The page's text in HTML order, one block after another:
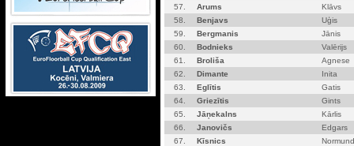
57.
Arums
Klāvs
58.
Benjavs
Uģis
59.
Bergmanis
Jānis
60.
Bodnieks
Valērijs
61.
Broliša
Agnese
62.
Dimante
Inita
63.
Eglītis
Gatis
64.
Griezītis
Gints
65.
Jāņekalns
Kārlis
66.
Janovičs
Edgars
67.
Kīsnics